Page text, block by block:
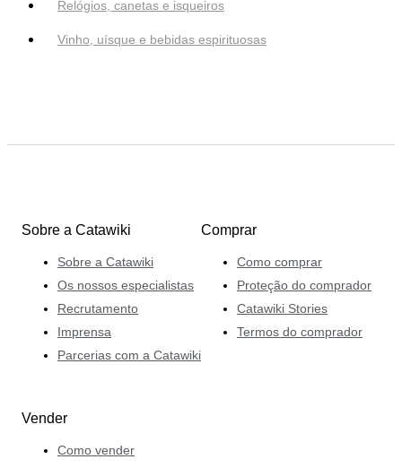
Relógios, canetas e isqueiros
Vinho, uísque e bebidas espirituosas
Sobre a Catawiki
Sobre a Catawiki
Os nossos especialistas
Recrutamento
Imprensa
Parcerias com a Catawiki
Comprar
Como comprar
Proteção do comprador
Catawiki Stories
Termos do comprador
Vender
Como vender